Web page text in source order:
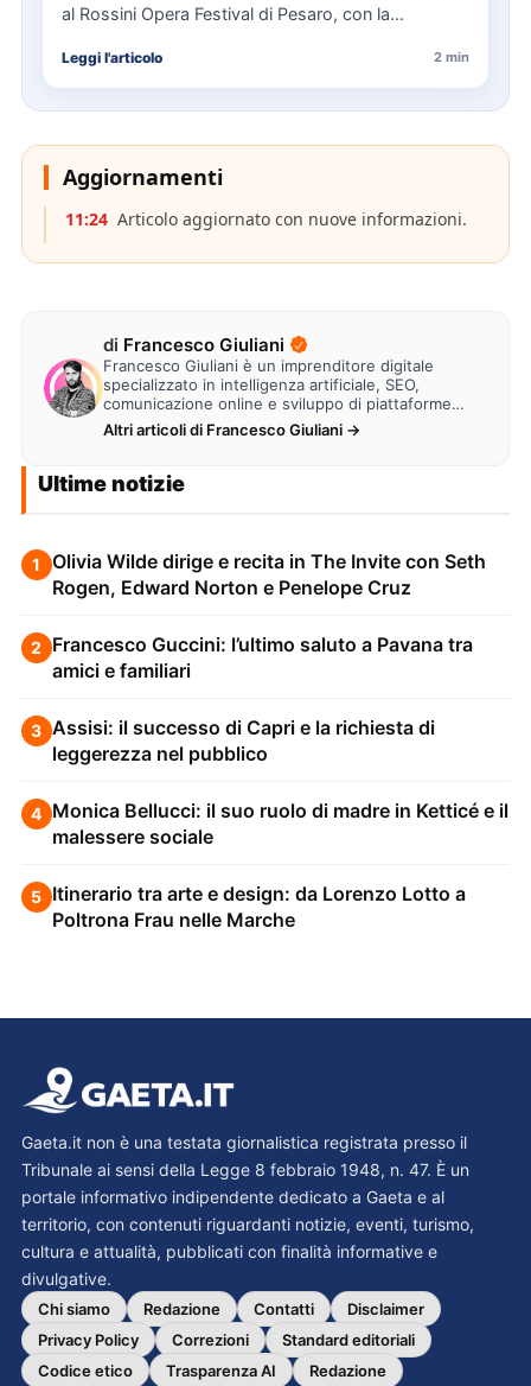
al Rossini Opera Festival di Pesaro, con la
Leggi l'articolo 2 min
Aggiornamenti
11:24 Articolo aggiornato con nuove informazioni.
di Francesco Giuliani
Francesco Giuliani è un imprenditore digitale
specializzato in intelligenza artificiale, SEO,
comunicazione online e sviluppo di piattaforme
web. Lavora alla creazione di…
Altri articoli di Francesco Giuliani →
Ultime notizie
1
Olivia Wilde dirige e recita in The Invite con Seth
Rogen, Edward Norton e Penelope Cruz
2 Francesco Guccini: l’ultimo saluto a Pavana tra
amici e familiari
3 Assisi: il successo di Capri e la richiesta di
leggerezza nel pubblico
4 Monica Bellucci: il suo ruolo di madre in Ketticé e il
malessere sociale
5 Itinerario tra arte e design: da Lorenzo Lotto a
Poltrona Frau nelle Marche
Gaeta.it non è una testata giornalistica registrata presso il
Tribunale ai sensi della Legge 8 febbraio 1948, n. 47. È un
portale informativo indipendente dedicato a Gaeta e al
territorio, con contenuti riguardanti notizie, eventi, turismo,
cultura e attualità, pubblicati con finalità informative e
divulgative.
Chi siamo Redazione Contatti
Disclaimer
Privacy Policy
Correzioni
Standard editoriali
Codice etico
Trasparenza AI Redazione